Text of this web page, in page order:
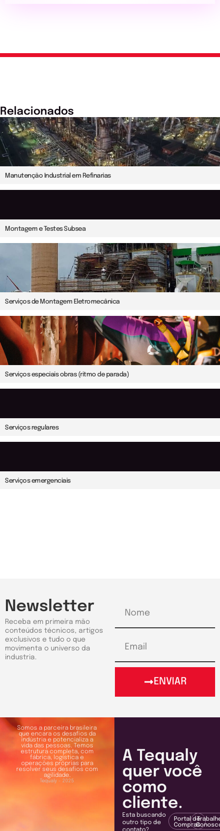
Relacionados
Manutenção Industrial em Refinarias
Montagem e Testes Subsea
Serviços de Montagem Eletromecânica
Serviços especiais obras (ritmo de parada)
Serviços regulares
Serviços emergenciais
Newsletter
Receba em primeira mão
conteúdos técnicos, artigos
exclusivos e tudo o que
movimenta o universo da
industria.
ENVIAR
Somos a parceira brasileira
que encara os desafios da
indústria e potencializa a
vida das pessoas. Temos
estrutura completa, com
fábrica, logística e
operações próprias para
resolver seus desafios com
agilidade.
Tequaly - 2025
A Tequaly
quer você
como
cliente.
Esta buscando
outro tipo de
Portal de
Compras